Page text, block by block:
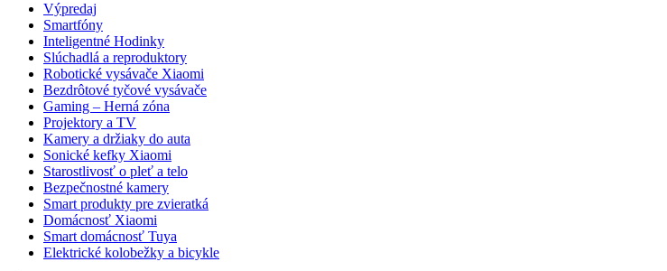
Výpredaj
Smartfóny
Inteligentné Hodinky
Slúchadlá a reproduktory
Robotické vysávače Xiaomi
Bezdrôtové tyčové vysávače
Gaming – Herná zóna
Projektory a TV
Kamery a držiaky do auta
Sonické kefky Xiaomi
Starostlivosť o pleť a telo
Bezpečnostné kamery
Smart produkty pre zvieratká
Domácnosť Xiaomi
Smart domácnosť Tuya
Elektrické kolobežky a bicykle